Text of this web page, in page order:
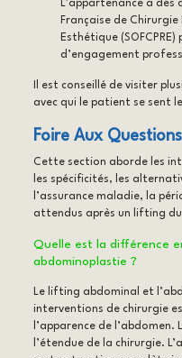
L’appartenance à des
Française de
Esthétique
d’engagement
Il est conseillé de visiter
avec qui le patient se sent
Foire Aux Questions
Cette section aborde les
les spécificités, les
l’assurance maladie, la
attendus après un lifting
Quelle est la différence
abdominoplastie ?
Le lifting abdominal et
interventions de chirurgie
l’apparence de
l’étendue de la chirurgie.